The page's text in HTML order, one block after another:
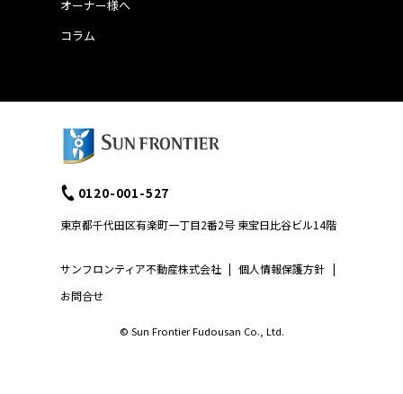
オーナー様へ
コラム
サンフロンティア不動産株式会社 | 個人情報保護方針 |
お問合せ
0120-001-527
東京都千代田区有楽町一丁目2番2号 東宝日比谷ビル14階
© Sun Frontier Fudousan Co., Ltd.